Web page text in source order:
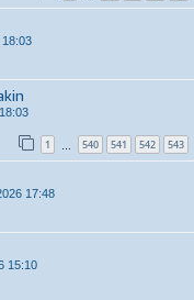
18:03
1 540 541 542 543
17:48
15:10